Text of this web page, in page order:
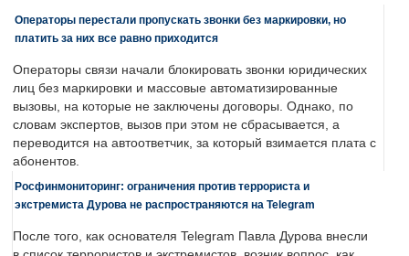
Операторы перестали пропускать звонки без маркировки, но
платить за них все равно приходится
Операторы связи начали блокировать звонки юридических
лиц без маркировки и массовые автоматизированные
вызовы, на которые не заключены договоры. Однако, по
словам экспертов, вызов при этом не сбрасывается, а
переводится на автоответчик, за который взимается плата с
абонентов.
Росфинмониторинг: ограничения против террориста и
экстремиста Дурова не распространяются на Telegram
После того, как основателя Telegram Павла Дурова внесли